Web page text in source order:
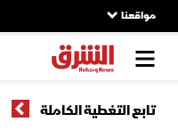
مواقعنا
تابع التغطية الكاملة